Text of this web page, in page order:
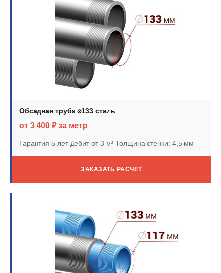
Обсадная труба ⌀133 сталь
от 3 400 ₽ за метр
Гарантия 5 летДебит от 3 м³ Толщина стенки: 4,5 мм
ЗАКАЗАТЬ РАСЧЕТ